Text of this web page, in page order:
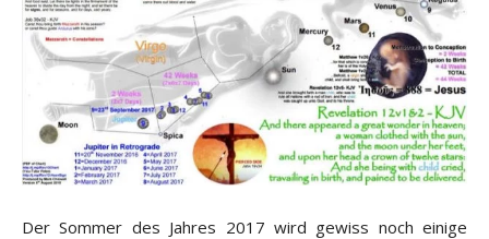
Der Sommer des Jahres 2017 wird gewiss noch einige